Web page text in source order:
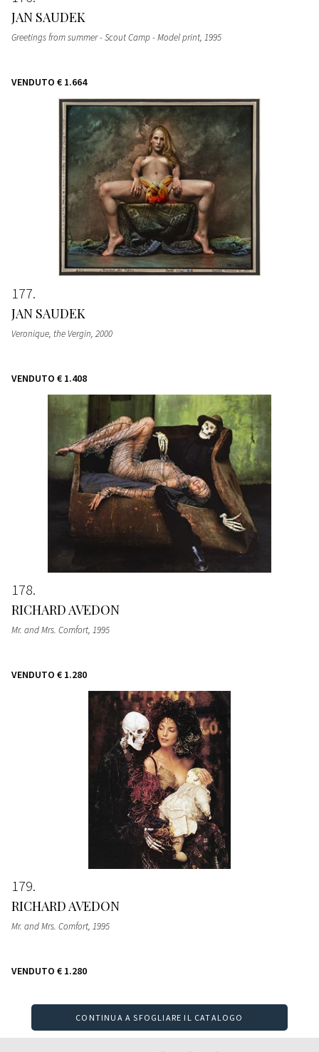
JAN SAUDEK
Greetings from summer - Scout Camp - Model print, 1995
VENDUTO € 1.664
177
JAN SAUDEK
Veronique, the Vergin, 2000
VENDUTO € 1.408
178
RICHARD AVEDON
Mr. and Mrs. Comfort, 1995
VENDUTO € 1.280
179
RICHARD AVEDON
Mr. and Mrs. Comfort, 1995
VENDUTO € 1.280
CONTINUA A SFOGLIARE IL CATALOGO